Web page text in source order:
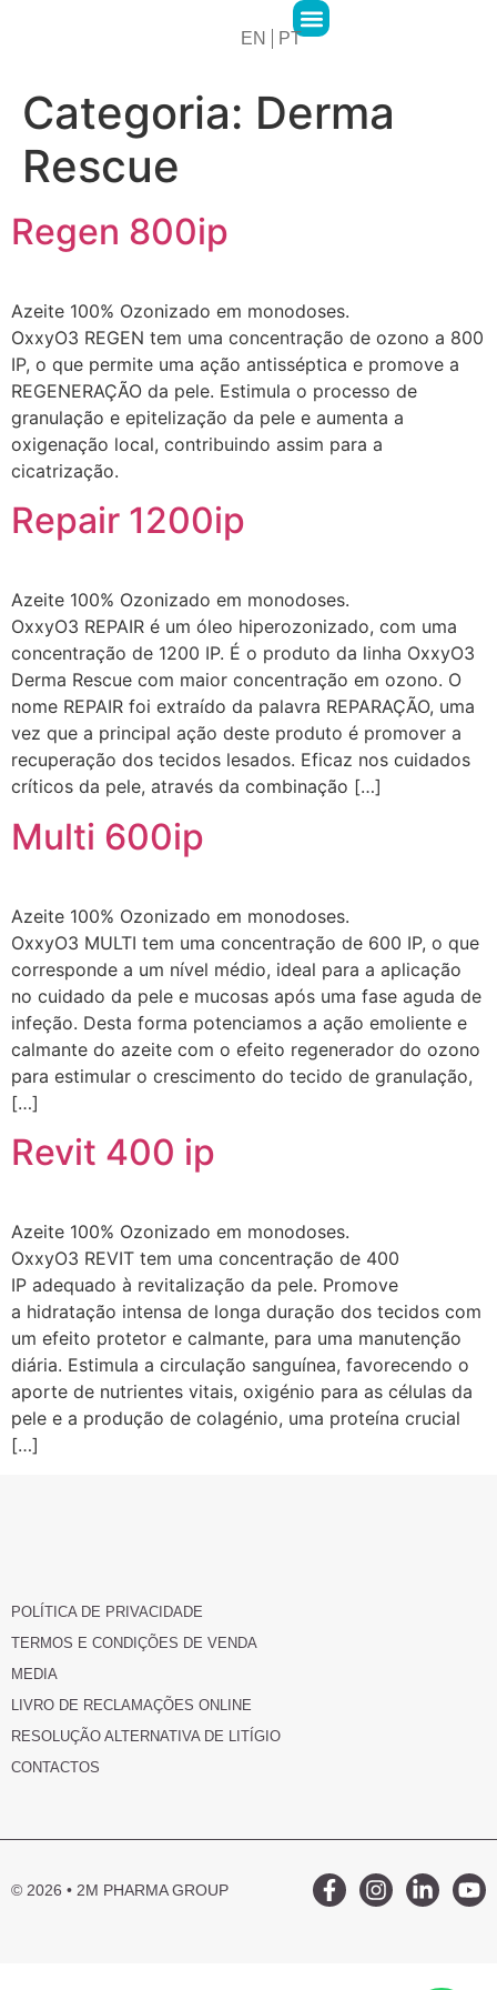
EN PT
Categoria: Derma
Rescue
Regen 800ip
Azeite 100% Ozonizado em monodoses.
OxxyO3 REGEN tem uma concentração de ozono a 800
IP, o que permite uma ação antisséptica e promove a
REGENERAÇÃO da pele. Estimula o processo de
granulação e epitelização da pele e aumenta a
oxigenação local, contribuindo assim para a
cicatrização.
Repair 1200ip
Azeite 100% Ozonizado em monodoses.
OxxyO3 REPAIR é um óleo hiperozonizado, com uma
concentração de 1200 IP. É o produto da linha OxxyO3
Derma Rescue com maior concentração em ozono. O
nome REPAIR foi extraído da palavra REPARAÇÃO, uma
vez que a principal ação deste produto é promover a
recuperação dos tecidos lesados. Eficaz nos cuidados
críticos da pele, através da combinação […]
Multi 600ip
Azeite 100% Ozonizado em monodoses.
OxxyO3 MULTI tem uma concentração de 600 IP, o que
corresponde a um nível médio, ideal para a aplicação
no cuidado da pele e mucosas após uma fase aguda de
infeção. Desta forma potenciamos a ação emoliente e
calmante do azeite com o efeito regenerador do ozono
para estimular o crescimento do tecido de granulação,
[…]
Revit 400 ip
Azeite 100% Ozonizado em monodoses.
OxxyO3 REVIT tem uma concentração de 400
IP adequado à revitalização da pele. Promove
a hidratação intensa de longa duração dos tecidos com
um efeito protetor e calmante, para uma manutenção
diária. Estimula a circulação sanguínea, favorecendo o
aporte de nutrientes vitais, oxigénio para as células da
pele e a produção de colagénio, uma proteína crucial
[…]
POLÍTICA DE PRIVACIDADE
TERMOS E CONDIÇÕES DE VENDA
MEDIA
LIVRO DE RECLAMAÇÕES ONLINE
RESOLUÇÃO ALTERNATIVA DE LITÍGIO
CONTACTOS
© 2026 • 2M PHARMA GROUP